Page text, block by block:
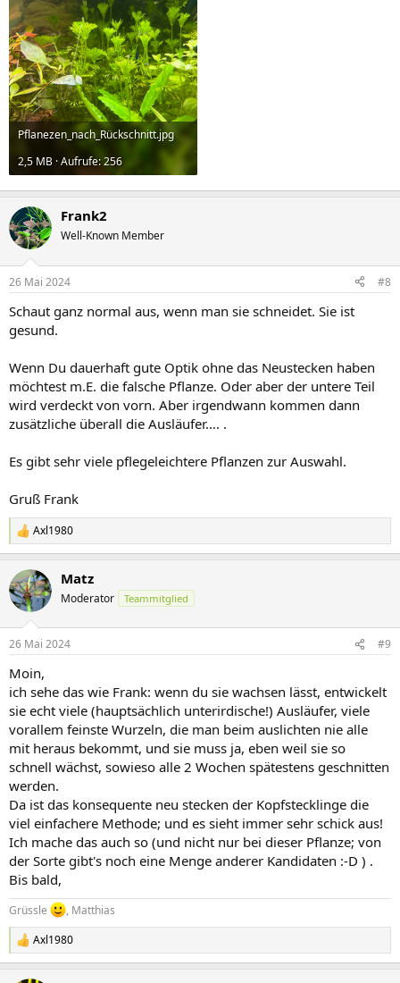
Pflanezen_nach_Rückschnitt.jpg
2,5 MB · Aufrufe: 256
Frank2
Well-Known Member
26 Mai 2024 #8
Schaut ganz normal aus, wenn man sie schneidet. Sie ist
gesund.
Wenn Du dauerhaft gute Optik ohne das Neustecken haben
möchtest m.E. die falsche Pflanze. Oder aber der untere Teil
wird verdeckt von vorn. Aber irgendwann kommen dann
zusätzliche überall die Ausläufer…. .
Es gibt sehr viele pflegeleichtere Pflanzen zur Auswahl.
Gruß Frank
R
e
k
t
i
e
:
Axl1980
Matz
Moderator Teammitglied
26 Mai 2024 #9
Moin,
ich sehe das wie Frank: wenn du sie wachsen lässt, entwickelt
sie echt viele (hauptsächlich unterirdische!) Ausläufer, viele
vorallem feinste Wurzeln, die man beim auslichten nie alle
mit heraus bekommt, und sie muss ja, eben weil sie so
schnell wächst, sowieso alle 2 Wochen spätestens geschnitten
werden.
Da ist das konsequente neu stecken der Kopfstecklinge die
viel einfachere Methode; und es sieht immer sehr schick aus!
Ich mache das auch so (und nicht nur bei dieser Pflanze; von
der Sorte gibt's noch eine Menge anderer Kandidaten :-D ) .
Bis bald,
Grüssle , Matthias
R
e
Axl1980